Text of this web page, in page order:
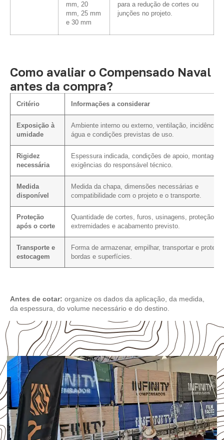
mm, 20
mm, 25 mm
e 30 mm
para a redução de cortes ou
junções no projeto.
Como avaliar o Compensado Naval
antes da compra?
Critério Informações a considerar
Exposição à
umidade
Ambiente interno ou externo, ventilação, incidência
água e condições previstas de uso.
Rigidez
necessária
Espessura indicada, condições de apoio, montagem
exigências do responsável técnico.
Medida
disponível
Medida da chapa, dimensões necessárias e
compatibilidade com o projeto e o transporte.
Proteção
após o corte
Quantidade de cortes, furos, usinagens, proteção
extremidades e acabamento previsto.
Transporte e
estocagem
Forma de armazenar, empilhar, transportar e
bordas e superfícies.
Antes de cotar: organize os dados da aplicação, da medida,
da espessura, do volume necessário e do destino.